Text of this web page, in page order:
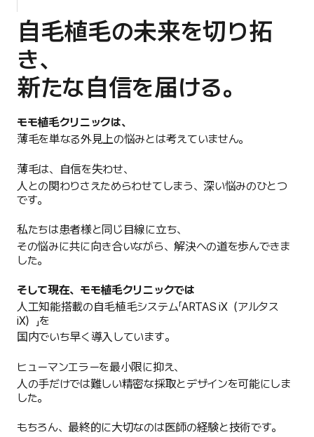
自毛植毛の未来を切り拓
き、
新たな自信を届ける。
モモ植毛クリニックは、
薄毛を単なる外見上の悩みとは考えていません。
薄毛は、自信を失わせ、
人との関わりさえためらわせてしまう、深い悩みのひとつ
です。
私たちは患者様と同じ目線に立ち、
その悩みに共に向き合いながら、解決への道を歩んできま
した。
そして現在、モモ植毛クリニックでは
人工知能搭載の自毛植毛システム「ARTAS iX（アルタス
iX）」を
国内でいち早く導入しています。
ヒューマンエラーを最小限に抑え、
人の手だけでは難しい精密な採取とデザインを可能にしま
した。
もちろん、最終的に大切なのは医師の経験と技術です。